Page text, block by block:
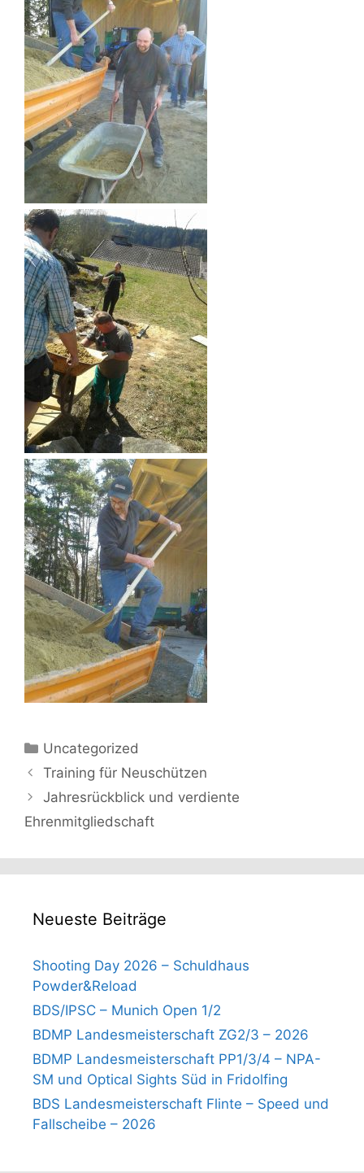
Kategorien
Uncategorized
Training für Neuschützen
Jahresrückblick und verdiente
Ehrenmitgliedschaft
Neueste Beiträge
Shooting Day 2026 – Schuldhaus
Powder&Reload
BDS/IPSC – Munich Open 1/2
BDMP Landesmeisterschaft ZG2/3 – 2026
BDMP Landesmeisterschaft PP1/3/4 – NPA-
SM und Optical Sights Süd in Fridolfing
BDS Landesmeisterschaft Flinte – Speed und
Fallscheibe – 2026